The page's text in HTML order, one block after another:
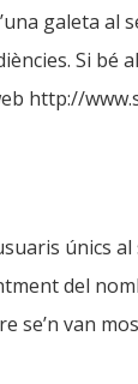
galeta
Si bé
http://
únics
del
van